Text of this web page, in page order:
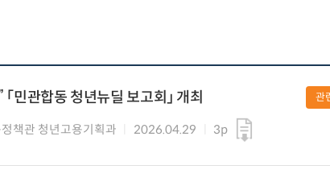
민관합동 청년뉴딜 보고회」 개최
책관 청년고용기획과 2026.04.29 3p
관